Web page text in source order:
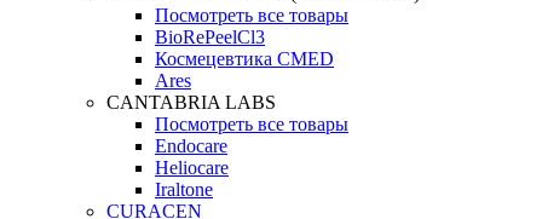
Посмотреть все товары
BioRePeelCl3
Космецевтика CMED
Ares
CANTABRIA LABS
Посмотреть все товары
Endocare
Heliocare
Iraltone
CURACEN